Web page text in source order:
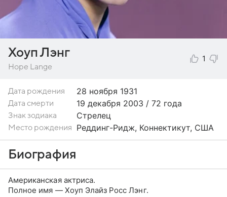
Хоуп Лэнг
Hope Lange
1
Дата рождения 28 ноября 1931
Дата смерти 19 декабря 2003 / 72 года
Знак зодиака Стрелец
Место рождения Реддинг-Ридж, Коннектикут, США
Биография
Американская актриса.
Полное имя — Хоуп Элайз Росс Лэнг.